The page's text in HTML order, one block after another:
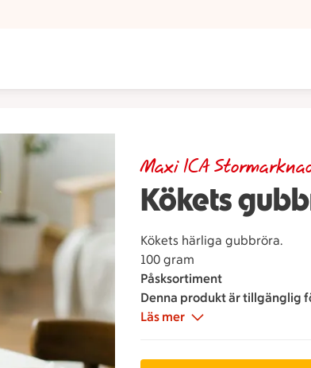
Kökets
Maxi ICA
Kökets härliga gubbröra.
100 gram
Påsksortiment
Denna produkt är tillgänglig
Läs mer